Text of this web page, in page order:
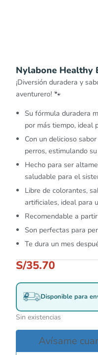
Nylabone Healthy
¡Diversión duradera y
aventurero! 🐾
Su fórmula duradera
por más tiempo, ideal
Con un delicioso
perros, estimulando
Hecho para ser
saludable para el
Libre de colorantes,
artificiales, ideal para
Recomendable a
Son perfectas para
Te dura un mes
S/35.70
Disponible para
Sin existencias
Avísame